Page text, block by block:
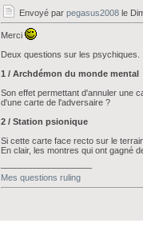
Envoyé par pegasus2008 le
Merci
Deux questions sur les psychiques.
1 / Archdémon du monde mental
Son effet permettant d'annuler une
d'une carte de l'adversaire ?
2 / Station psionique
Si cette carte face recto sur le
En clair, les montres qui ont gagné
Mes questions ruling